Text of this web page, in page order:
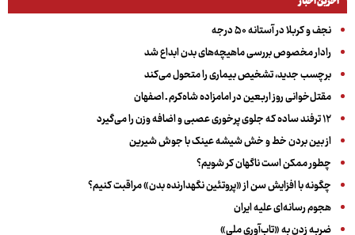
نجف و کربلا در آستانه ۵۰ درجه
رادار مخصوص بررسی ماهیچه‌های بدن ابداع شد
برچسب جدید، تشخیص بیماری را متحول می‌کند
مقتل‌خوانی روز اربعین در امامزاده شاه‌کرم ـ اصفهان
۱۲ ترفند ساده که جلوی پرخوری عصبی و اضافه ‌وزن را می‌گیرد
از بین بردن خط و خش شیشه عینک با جوش شیرین
چطور ممکن است ناگهان کر شویم؟
چگونه با افزایش سن از «پروتئین نگهدارنده بدن» مراقبت کنیم؟
هجوم رسانه‌ای علیه ایران
ضربه زدن به «تاب‌آوری ملی»